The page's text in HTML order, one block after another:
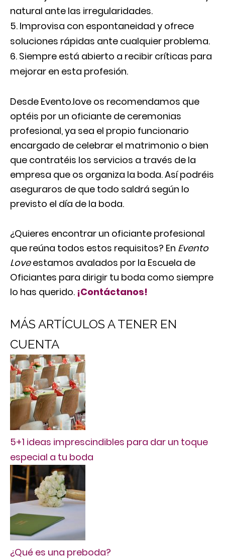
natural ante las irregularidades.
Improvisa con espontaneidad y ofrece
soluciones rápidas ante cualquier problema.
Siempre está abierto a recibir críticas para
mejorar en esta profesión.
Desde Evento.love os recomendamos que
optéis por un oficiante de ceremonias
profesional, ya sea el propio funcionario
encargado de celebrar el matrimonio o bien
que contratéis los servicios a través de la
empresa que os organiza la boda. Así podréis
aseguraros de que todo saldrá según lo
previsto el día de la boda.
¿Quieres encontrar un oficiante profesional
que reúna todos estos requisitos? En Evento
Loveestamos avalados por la Escuela de
Oficiantes para dirigir tu boda como siempre
lo has querido. ¡Contáctanos!
MÁS ARTÍCULOS A TENER EN
CUENTA
5+1 ideas imprescindibles para dar un toque
especial a tu boda
¿Qué es una preboda?